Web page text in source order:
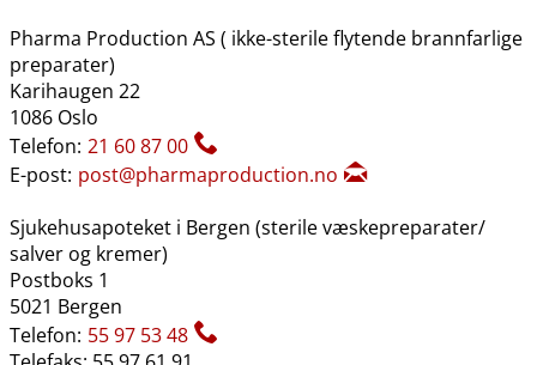
Pharma Production AS ( ikke-sterile flytende brannfarlige
preparater)
Karihaugen 22
1086 Oslo
Telefon: 21 60 87 00
E-post: post@pharmaproduction.no
Sjukehusapoteket i Bergen (sterile væskepreparater​/​
salver og kremer)
Postboks 1
5021 Bergen
Telefon: 55 97 53 48